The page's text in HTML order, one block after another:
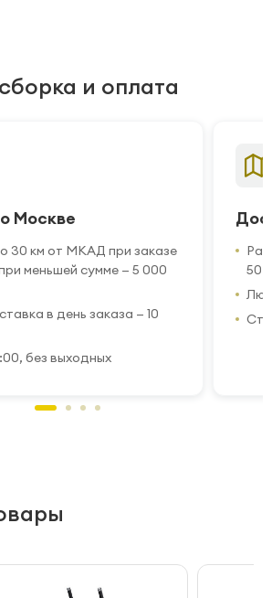
и оплата
Москве
30 км от МКАД при заказе
меньшей сумме — 5 000
в день заказа — 10
без выходных
50